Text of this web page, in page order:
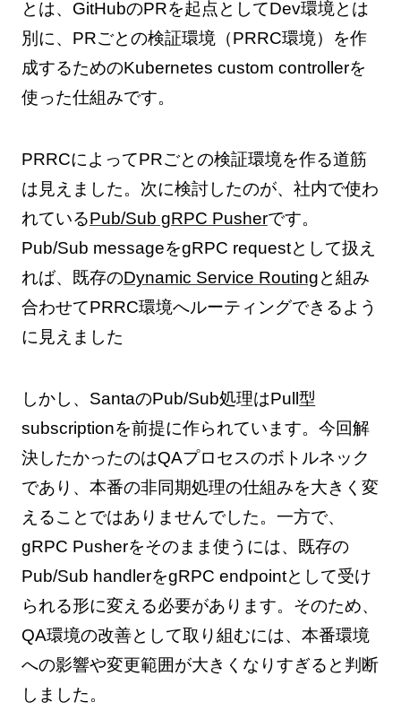
とは、GitHubのPRを起点としてDev環境とは
別に、PRごとの検証環境（PRRC環境）を作
成するためのKubernetes custom controllerを
使った仕組みです。
PRRCによってPRごとの検証環境を作る道筋
は見えました。次に検討したのが、社内で使わ
れているPub/Sub gRPC Pusherです。
Pub/Sub messageをgRPC requestとして扱え
れば、既存のDynamic Service Routingと組み
合わせてPRRC環境へルーティングできるよう
に見えました
しかし、SantaのPub/Sub処理はPull型
subscriptionを前提に作られています。今回解
決したかったのはQAプロセスのボトルネック
であり、本番の非同期処理の仕組みを大きく変
えることではありませんでした。一方で、
gRPC Pusherをそのまま使うには、既存の
Pub/Sub handlerをgRPC endpointとして受け
られる形に変える必要があります。そのため、
QA環境の改善として取り組むには、本番環境
への影響や変更範囲が大きくなりすぎると判断
しました。